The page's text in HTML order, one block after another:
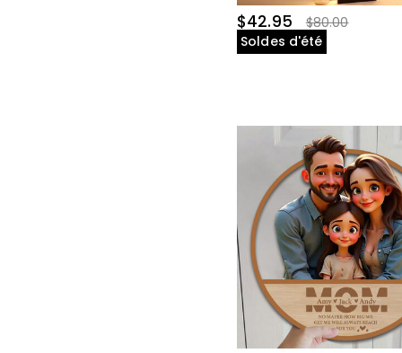
$42.95
$80.00
Soldes d'été